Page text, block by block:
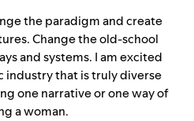
the paradigm and create
Change the old-school
and systems. I am excited
industry that is truly diverse
one narrative or one way of
a woman.